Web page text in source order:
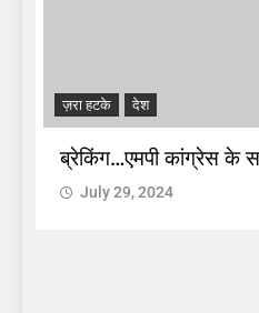
ज़रा हटके देश
ब्रेकिंग…एमपी कांग्रेस के
July 29, 2024